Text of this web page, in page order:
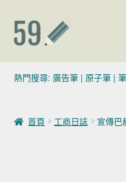
跳至導覽列
跳至主要內容
(02)7729-4140
聯絡我們
熱門搜尋: 廣告筆| 原子筆|
首頁 工商日誌 宣傳巴